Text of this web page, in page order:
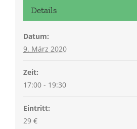
Details
Datum:
9. März 2020
Zeit:
17:00 - 19:30
Eintritt:
29 €